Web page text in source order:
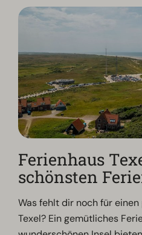
Ferienhaus
schönsten
Was fehlt dir noch für
Texel? Ein gemütliches